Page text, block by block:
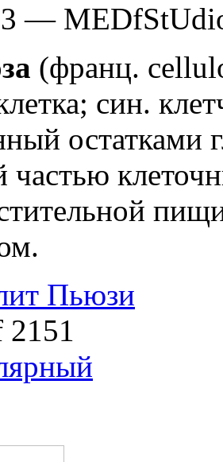
—
(франц.
син.
частью
Пьюзи
2151